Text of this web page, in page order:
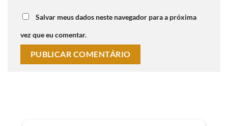
Salvar meus dados neste navegador para a próxima
vez que eu comentar.